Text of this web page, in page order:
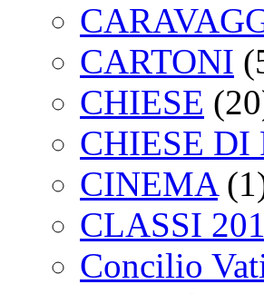
CARTONI
CHIESE
CHIESE DI
CINEMA
CLASSI
Concilio